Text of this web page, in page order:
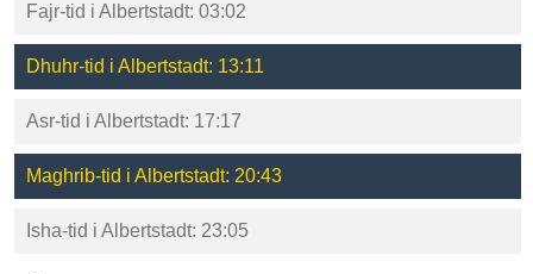
Fajr-tid i Albertstadt: 03:02
Dhuhr-tid i Albertstadt: 13:11
Asr-tid i Albertstadt: 17:17
Maghrib-tid i Albertstadt: 20:43
Isha-tid i Albertstadt: 23:05